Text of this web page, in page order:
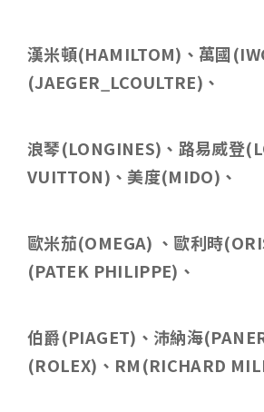
漢米頓(HAMILTOM) 、萬國
(JAEGER_LCOULTRE) 、
浪琴(LONGINES) 、路易威登
VUITTON) 、美度(MIDO) 、
歐米茄(OMEGA) 、歐利時
(PATEK PHILIPPE) 、
伯爵(PIAGET) 、沛納海
(ROLEX) 、 RM(RICHARD